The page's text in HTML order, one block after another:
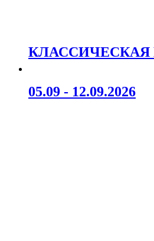
КЛАССИЧЕСКАЯ
05.09 - 12.09.2026